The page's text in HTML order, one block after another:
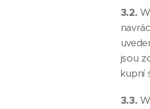
3.2.
jsou
kupní
3.3.